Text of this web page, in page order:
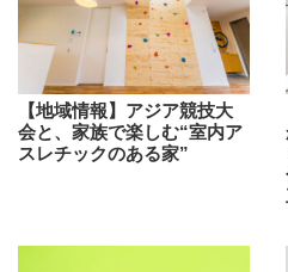
【地域情報】アジア競技大
会と、家族で楽しむ“室内ア
スレチックのある家”